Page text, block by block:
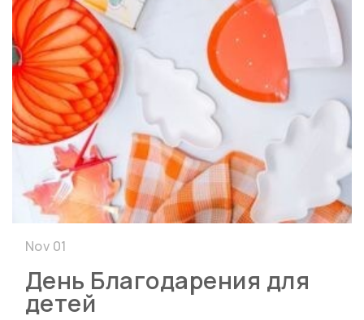
День Благодарения для
детей
Nov 01